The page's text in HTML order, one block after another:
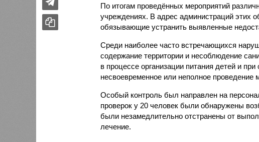
По итогам проведённых мероприятий
учреждениях. В адрес администраций этих
обязывающие устранить выявленные
Среди наиболее часто встречающихся
содержание территории и несоблюдение
в процессе организации питания детей и
несвоевременное или неполное проведение
Особый контроль был направлен на
проверок у 20 человек были обнаружены
были незамедлительно отстранены от
лечение.